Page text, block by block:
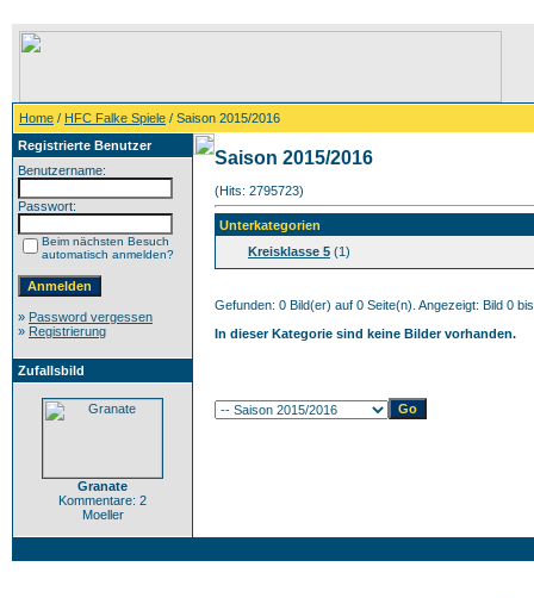
Home / HFC Falke Spiele / Saison 2015/2016
Registrierte Benutzer
Benutzername:
Passwort:
Beim nächsten Besuch
automatisch anmelden?
» Password vergessen
» Registrierung
Zufallsbild
Granate
Kommentare: 2
Moeller
Saison 2015/2016
(Hits: 2795723)
Unterkategorien
Kreisklasse 5 (1)
Gefunden: 0 Bild(er) auf 0 Seite(n). Angezeigt: Bild 0
In dieser Kategorie sind keine Bilder vorhanden.